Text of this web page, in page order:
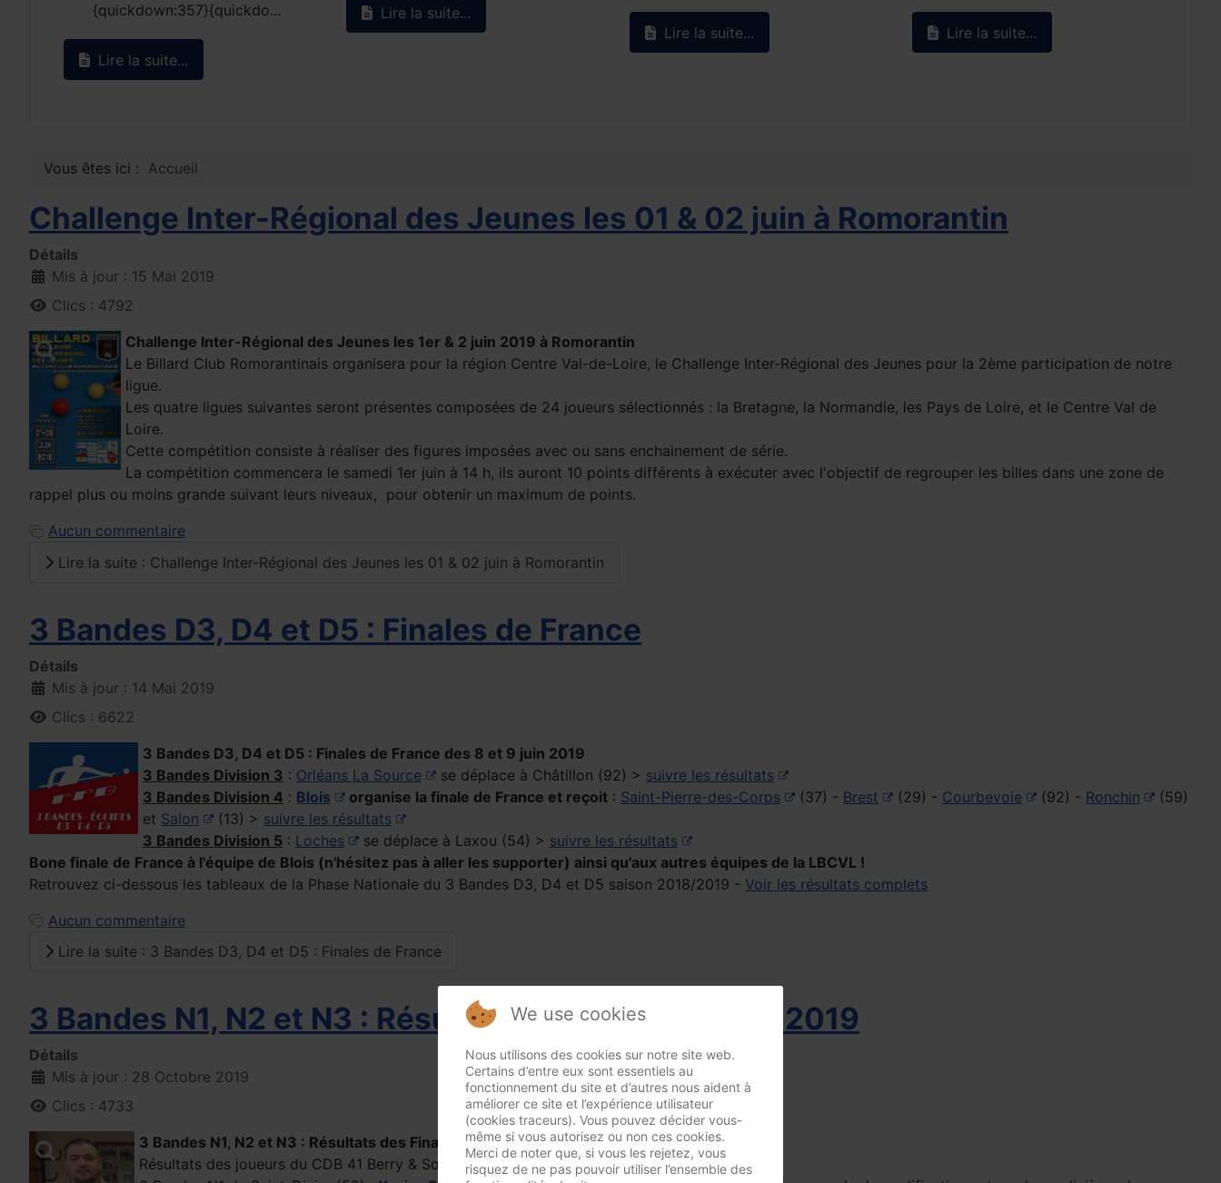
{quickdown:357}{quickdo...
Lire la suite...
Lire la suite...
Lire la suite... Lire la suite...
Vous êtes ici : Accueil
Challenge Inter-Régional des Jeunes les 01 & 02 juin à Romorantin
Détails
Mis à jour : 15 Mai 2019
Clics : 4792
Challenge Inter-Régional des Jeunes les 1er & 2 juin 2019 à Romorantin
Le Billard Club Romorantinais organisera pour la région Centre Val-de-Loire, le Challenge Inter-Régional des Jeunes pour la 2ème participation de notre
ligue.
Les quatre ligues suivantes seront présentes composées de 24 joueurs sélectionnés : la Bretagne, la Normandie, les Pays de Loire, et le Centre Val de
Loire.
Cette compétition consiste à réaliser des figures imposées avec ou sans enchainement de série.
La compétition commencera le samedi 1er juin à 14 h, ils auront 10 points différents à exécuter avec l'objectif de regrouper les billes dans une zone de
rappel plus ou moins grande suivant leurs niveaux, pour obtenir un maximum de points.
Aucun commentaire
Lire la suite : Challenge Inter-Régional des Jeunes les 01 & 02 juin à Romorantin
3 Bandes D3, D4 et D5 : Finales de France
Détails
Mis à jour : 14 Mai 2019
Clics : 6622
3 Bandes D3, D4 et D5 : Finales de France des 8 et 9 juin 2019
3 Bandes Division 3 : Orléans La Source se déplace à Châtillon (92) > suivre les résultats
3 Bandes Division 4 : Blois organise la finale de France et reçoit : Saint-Pierre-des-Corps (37) - Brest (29) - Courbevoie (92) - Ronchin
(59)
et Salon (13) > suivre les résultats
3 Bandes Division 5 : Loches se déplace à Laxou (54) > suivre les résultats
Bone finale de France à l'équipe de Blois (n'hésitez pas à aller les supporter) ainsi qu'aux autres équipes de la LBCVL !
Retrouvez ci-dessous les tableaux de la Phase Nationale du 3 Bandes D3, D4 et D5 saison 2018/2019 - Voir les résultats complets
Aucun commentaire
Lire la suite : 3 Bandes D3, D4 et D5 : Finales de France
3 Bandes N1, N2 et N3 : Résultats finales de France 2019
Détails
Mis à jour : 28 Octobre 2019
Clics : 4733
3 Bandes N1, N2 et N3 : Résultats des Finales de France des 11 & 12 mai 2019
Résultats des joueurs du CDB 41 Berry & Sologne :
We use cookies
Nous utilisons des cookies sur notre site web.
Certains d’entre eux sont essentiels au
fonctionnement du site et d’autres nous aident à
améliorer ce site et l’expérience utilisateur
(cookies traceurs). Vous pouvez décider vous-
même si vous autorisez ou non ces cookies.
Merci de noter que, si vous les rejetez, vous
risquez de ne pas pouvoir utiliser l’ensemble des